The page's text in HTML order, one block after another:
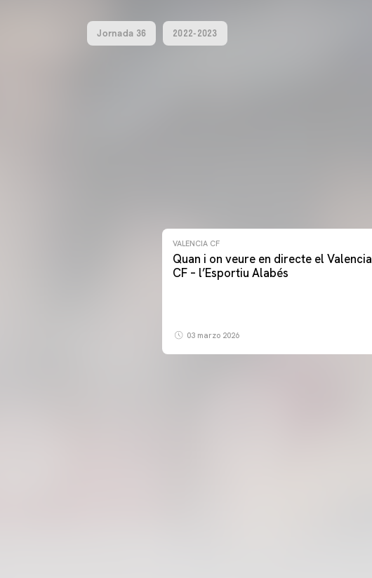
Jornada 36 2022-2023
VALENCIA CF
Quan i on veure en directe el Valencia
CF – l’Esportiu Alabés
03 marzo 2026